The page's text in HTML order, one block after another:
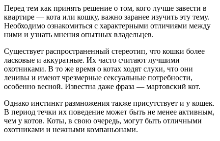
Перед тем как принять решение о том, кого лучше завести в
квартире — кота или кошку, важно заранее изучить эту тему.
Необходимо ознакомиться с характерными отличиями между
ними и узнать мнения опытных владельцев.
Существует распространенный стереотип, что кошки более
ласковые и аккуратные. Их часто считают лучшими
охотниками. В то же время о котах ходят слухи, что они
ленивы и имеют чрезмерные сексуальные потребности,
особенно весной. Известна даже фраза — мартовский кот.
Однако инстинкт размножения также присутствует и у кошек.
В период течки их поведение может быть не менее активным,
чем у котов. Коты, в свою очередь, могут быть отличными
охотниками и нежными компаньонами.